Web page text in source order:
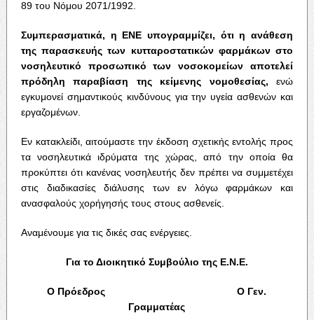
89 του Νόμου 2071/1992.
Συμπερασματικά, η ΕΝΕ υπογραμμίζει, ότι η ανάθεση
της παρασκευής των κυτταροστατικών φαρμάκων στο
νοσηλευτικό προσωπικό των νοσοκομείων αποτελεί
πρόδηλη παραβίαση της κείμενης νομοθεσίας, ενώ
εγκυμονεί σημαντικούς κινδύνους για την υγεία ασθενών και
εργαζομένων.
Εν κατακλείδι, αιτούμαστε την έκδοση σχετικής εντολής προς
τα νοσηλευτικά ιδρύματα της χώρας, από την οποία θα
προκύπτει ότι κανένας νοσηλευτής δεν πρέπει να συμμετέχει
στις διαδικασίες διάλυσης των εν λόγω φαρμάκων και
ανασφαλούς χορήγησής τους στους ασθενείς.
Αναμένουμε για τις δικές σας ενέργειες.
Για το Διοικητικό Συμβούλιο της Ε.Ν.Ε.
Ο Πρόεδρος Ο Γεν.
Γραμματέας